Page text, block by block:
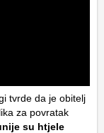
tvrde da je obitelj
za povratak
su htjele